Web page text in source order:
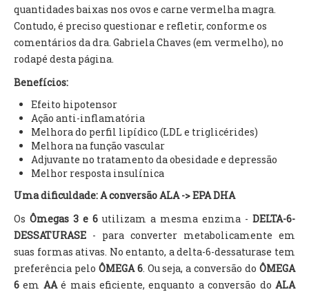
quantidades baixas nos ovos e carne vermelha magra.
Contudo, é preciso questionar e refletir, conforme os
comentários da dra. Gabriela Chaves (em vermelho), no
rodapé desta página.
Benefícios:
Efeito hipotensor
Ação anti-inflamatória
Melhora do perfil lipídico (LDL e triglicérides)
Melhora na função vascular
Adjuvante no tratamento da obesidade e depressão
Melhor resposta insulínica
Uma dificuldade: A conversão ALA -> EPA DHA
Os Ômegas 3 e 6 utilizam a mesma enzima - DELTA-6-
DESSATURASE - para converter metabolicamente em
suas formas ativas. No entanto, adelta-6-dessaturase tem
preferência pelo ÔMEGA 6. Ou seja, a conversão doÔMEGA
6 em AAé mais eficiente, enquanto a conversão doALA